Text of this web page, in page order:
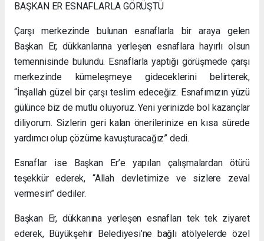
BAŞKAN ER ESNAFLARLA GÖRÜŞTÜ
Çarşı merkezinde bulunan esnaflarla bir araya gelen
Başkan Er, dükkanlarına yerleşen esnaflara hayırlı olsun
temennisinde bulundu. Esnaflarla yaptığı görüşmede çarşı
merkezinde kümeleşmeye gideceklerini belirterek,
“İnşallah güzel bir çarşı teslim edeceğiz. Esnafımızın yüzü
gülünce biz de mutlu oluyoruz. Yeni yerinizde bol kazançlar
diliyorum. Sizlerin geri kalan önerilerinize en kısa sürede
yardımcı olup çözüme kavuşturacağız” dedi.
Esnaflar ise Başkan Er’e yapılan çalışmalardan ötürü
teşekkür ederek, “Allah devletimize ve sizlere zeval
vermesin” dediler.
Başkan Er, dükkanına yerleşen esnafları tek tek ziyaret
ederek, Büyükşehir Belediyesi’ne bağlı atölyelerde özel